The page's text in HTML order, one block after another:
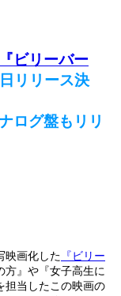
ビリーバー
リリース決
ログ盤もリリ
映画化した 『ビリー
方』や『女子高生に
担当したこの映画の